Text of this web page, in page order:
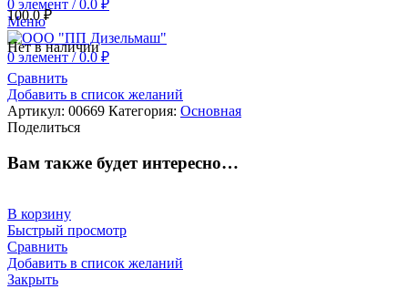
0 элемент / 0.0 ₽
Меню
0элемент / 0.0₽
100.0₽
Нет в наличии
Сравнить
Добавить в список желаний
Артикул: 00669 Категория: Основная
Поделиться
Вам также будет интересно…
В корзину
Быстрый просмотр
Сравнить
Добавить в список желаний
Закрыть